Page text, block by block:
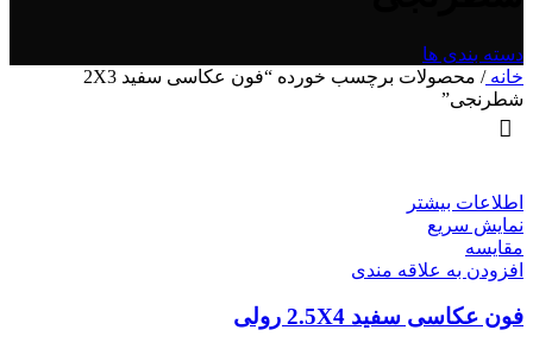
دسته بندی ها
خانه/
محصولات برچسب خورده “فون عکاسی سفید 2X3
شطرنجی”
اطلاعات بیشتر
نمایش سریع
مقايسه
افزودن به علاقه مندی
فون عکاسی سفید 2.5X4 رولی